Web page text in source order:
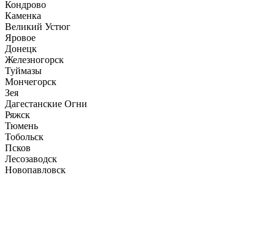
Кондрово
Каменка
Великий Устюг
Яровое
Донецк
Железногорск
Туймазы
Мончегорск
Зея
Дагестанские Огни
Ряжск
Тюмень
Тобольск
Псков
Лесозаводск
Новопавловск